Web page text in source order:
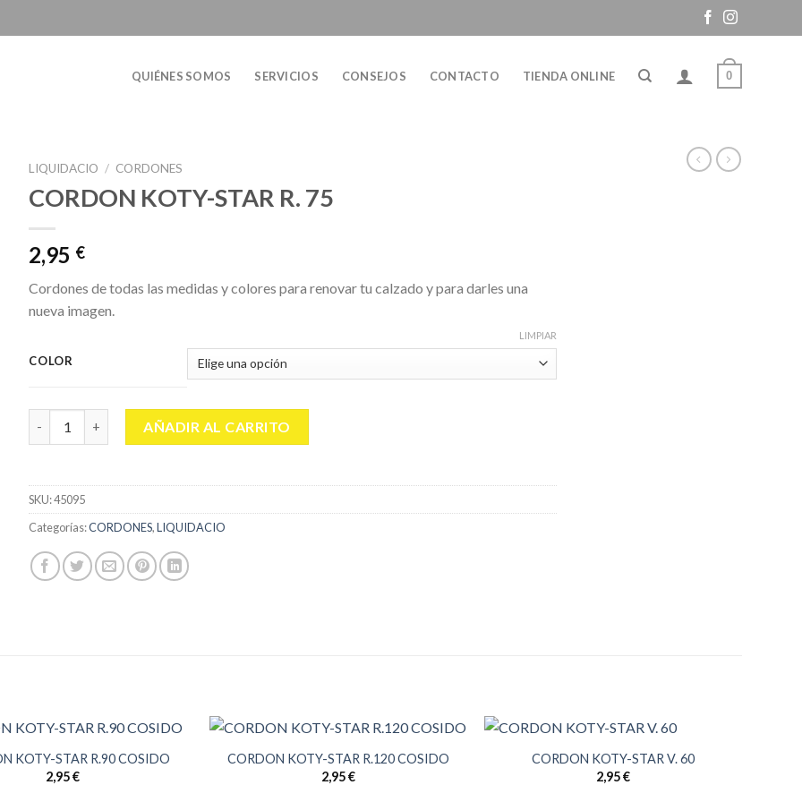
QUIÉNES SOMOS SERVICIOS CONSEJOS CONTACTO TIENDA ONLINE 0
LIQUIDACIO / CORDONES
CORDON KOTY-STAR R. 75
2,95 €
Cordones de todas las medidas y colores para renovar tu calzado y para darles una
nueva imagen.
COLOR
LIMPIAR
CORDON KOTY-STAR R. 75 cantidad
AÑADIR AL CARRITO
SKU:45095
Categorías:CORDONES,LIQUIDACIO
KOTY-STAR R.90 COSIDO
2,95€
CORDON KOTY-STAR R.120 COSIDO
2,95€
CORDON KOTY-STAR V. 60
2,95€